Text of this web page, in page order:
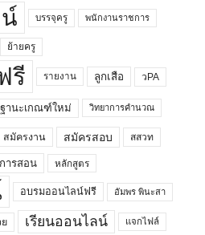
บรรจุครู พนักงานราชการ
ย้ายครู
รี รายงาน ลูกเสือ วPA
านะเกณฑ์ใหม่ วิทยาการคำนวณ
สมัครงาน สมัครสอบ สสวท
ารสอน หลักสูตร
อบรมออนไลน์ฟรี อัมพร พินะสา
เรียนออนไลน์ แจกไฟล์